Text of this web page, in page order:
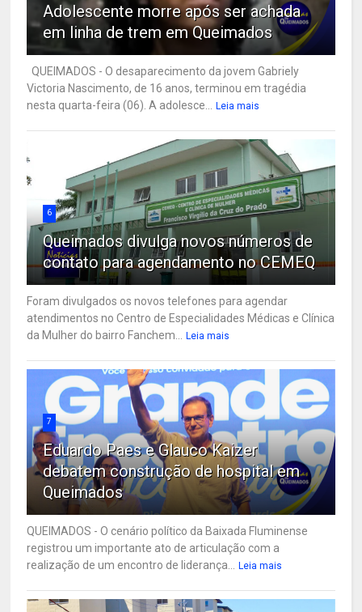
Adolescente morre após ser achada
em linha de trem em Queimados
QUEIMADOS - O desaparecimento da jovem Gabriely
Victoria Nascimento, de 16 anos, terminou em tragédia
nesta quarta-feira (06). A adolesce...
Leia mais
6
Queimados divulga novos números de
contato para agendamento no CEMEQ
Foram divulgados os novos telefones para agendar
atendimentos no Centro de Especialidades Médicas e Clínica
da Mulher do bairro Fanchem...
Leia mais
7
Eduardo Paes e Glauco Kaizer
debatem construção de hospital em
Queimados
QUEIMADOS - O cenário político da Baixada Fluminense
registrou um importante ato de articulação com a
realização de um encontro de liderança...
Leia mais